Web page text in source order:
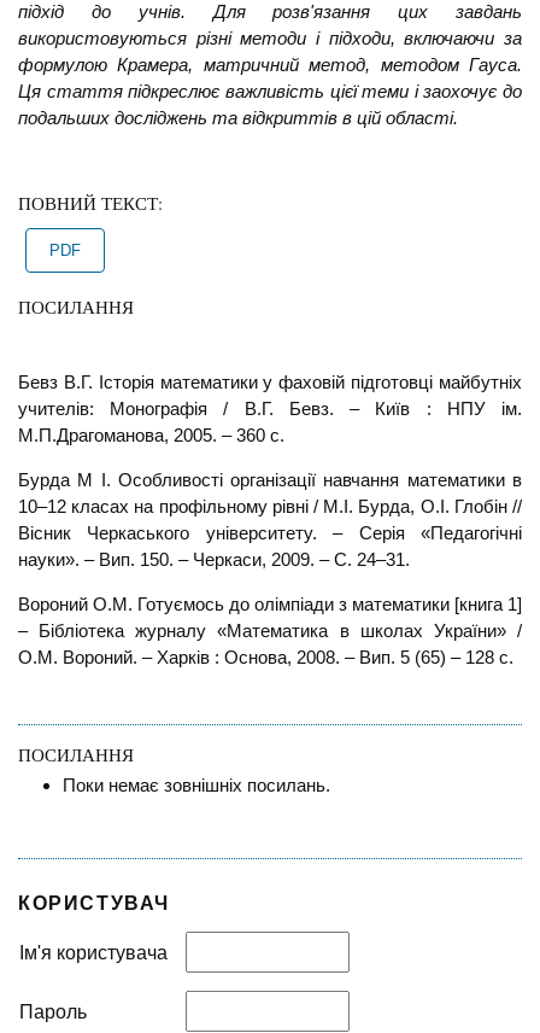
КОРИСТУВАЧ
Ім'я користувача
Пароль
підхід до учнів. Для розв'язання цих завдань
використовуються різні методи і підходи, включаючи за
формулою Крамера, матричний метод, методом Гауса.
Ця стаття підкреслює важливість цієї теми і заохочує до
подальших досліджень та відкриттів в цій області.
ПОВНИЙ ТЕКСТ:
PDF
ПОСИЛАННЯ
Бевз В.Г. Історія математики у фаховій підготовці майбутніх
учителів: Монографія / В.Г. Бевз. – Київ : НПУ ім.
М.П.Драгоманова, 2005. – 360 с.
Бурда М І. Особливості організації навчання математики в
10–12 класах на профільному рівні / М.І. Бурда, О.І. Глобін //
Вісник Черкаського університету. – Серія «Педагогічні
науки». – Вип. 150. – Черкаси, 2009. – С. 24–31.
Вороний О.М. Готуємось до олімпіади з математики [книга 1]
– Бібліотека журналу «Математика в школах України» /
О.М. Вороний. – Харків : Основа, 2008. – Вип. 5 (65) – 128 с.
ПОСИЛАННЯ
Поки немає зовнішніх посилань.